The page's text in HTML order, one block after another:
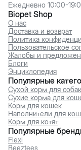
Biopet Shop
О нас
Доставка и возврат
Политика
Пользовательское
Жалобы и
Блоги
Энциклопедия
Ежедневно 10:00-
Популярные
Сухой корм для собак
Сухие корма для
Корм для кошек
Наполнители для
Корм для котят
Популярные
Flexi
Beeztees